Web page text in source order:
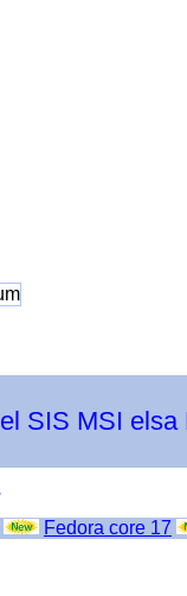
SIS MSI elsa
Fedora core 17